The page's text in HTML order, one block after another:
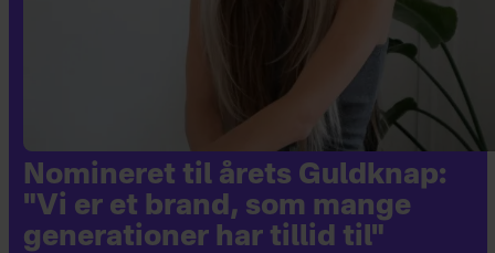
Nomineret til årets Guldknap:
"Vi er et brand, som mange
generationer har tillid til"